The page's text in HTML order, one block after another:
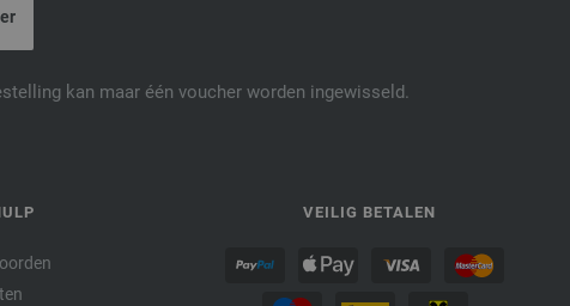
kan maar één voucher worden ingewisseld.
VEILIG BETALEN